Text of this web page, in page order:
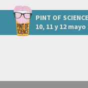
PINT OF SCIENCE
10, 11 y 12 mayo
otros eventos